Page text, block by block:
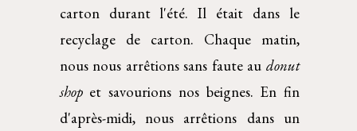
carton durant l'été. Il était dans le
recyclage de carton. Chaque matin,
nous nous arrêtions sans faute au donut
shop et savourions nos beignes. En fin
d'après-midi, nous arrêtions dans un